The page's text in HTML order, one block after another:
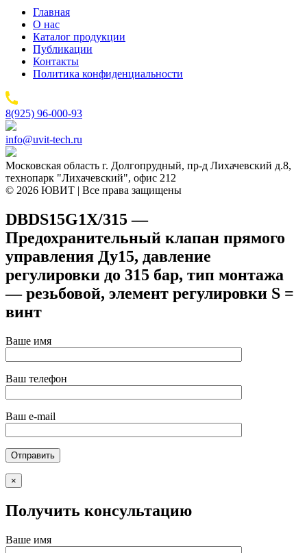
Главная
О нас
Каталог продукции
Публикации
Контакты
Политика конфиденциальности
8(925) 96-000-93
info@uvit-tech.ru
Московская область г. Долгопрудный, пр-д Лихачевский д.8,
технопарк "Лихачевский", офис 212
© 2026 ЮВИТ | Все права защищены
DBDS15G1X/315 —
Предохранительный клапан прямого
управления Ду15, давление
регулировки до 315 бар, тип монтажа
— резьбовой, элемент регулировки S =
винт
Ваше имя
Ваш телефон
Ваш e-mail
×
Получить консультацию
Ваше имя